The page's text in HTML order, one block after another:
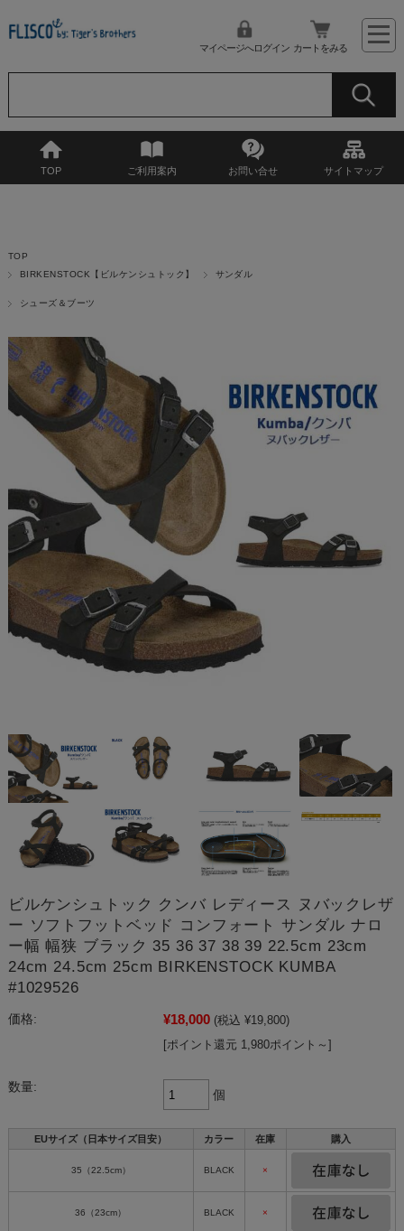
マイページへログイン カートをみる
TOP ご利用案内 お問い合せ サイトマップ
TOP
BIRKENSTOCK【ビルケンシュトック】
サンダル
シューズ＆ブーツ
ビルケンシュトック クンバ レディース ヌバックレザ
ー ソフトフットベッド コンフォート サンダル ナロ
ー幅 幅狭 ブラック 35 36 37 38 39 22.5cm 23cm
24cm 24.5cm 25cm BIRKENSTOCK KUMBA
#1029526
価格: ¥18,000 (税込 ¥19,800)
[ポイント還元 1,980ポイント～]
数量:
個
EUサイズ（日本サイズ目安） カラー 在庫 購入
35（22.5cm） BLACK ×
36（23cm） BLACK ×